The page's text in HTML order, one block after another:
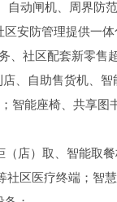
动闸机、周界防
安防管理提供一体
、社区配套新零售
、自助售货机、
智能座椅、共享
店）取、智能取
区医疗终端；智